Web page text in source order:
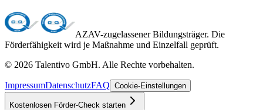
AZAV-zugelassener Bildungsträger. Die
Förderfähigkeit wird je Maßnahme und Einzelfall geprüft.
© 2026 Talentivo GmbH. Alle Rechte vorbehalten.
ImpressumDatenschutzFAQ Cookie-Einstellungen
Kostenlosen Förder-Check starten